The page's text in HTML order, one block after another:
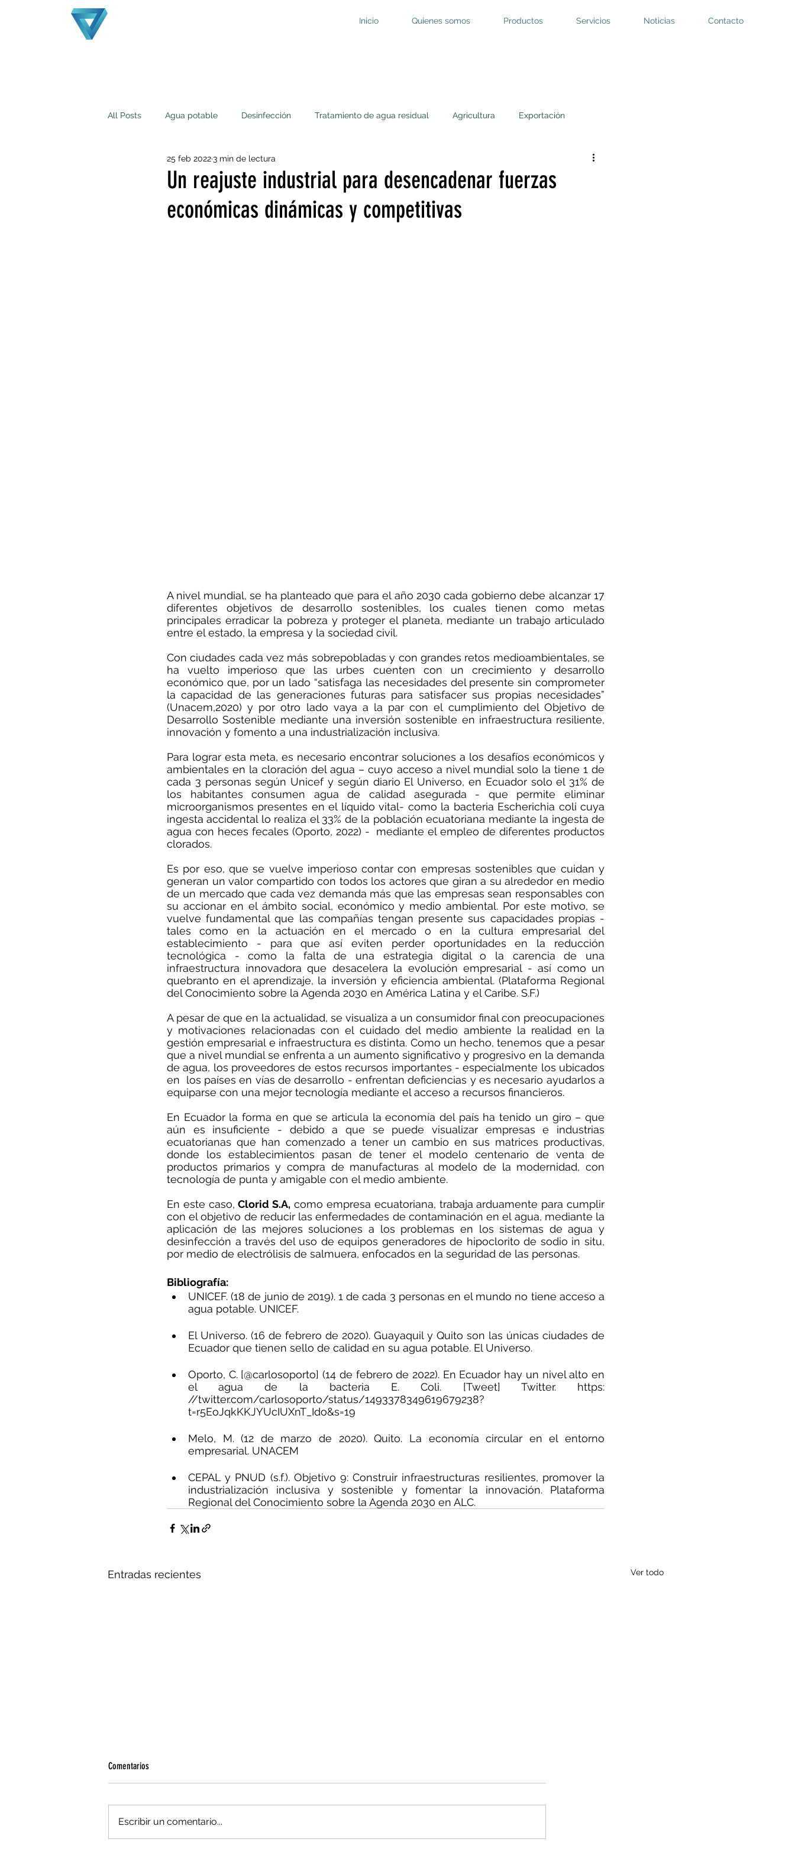
Inicio Quienes somos Productos Servicios Noticias Contacto
All Posts Agua potable Desinfección Tratamiento de agua residual Agricultura Exportación
¿Quiénes somos? Laguna oxidación
Un reajuste industrial para desencadenar fuerzas
económicas dinámicas y competitivas
25 feb 20223 min de lectura
A nivel mundial, se ha planteado que para el año 2030 cada gobierno debe alcanzar 17
diferentes objetivos de desarrollo sostenibles, los cuales tienen como metas
principales erradicar la pobreza y proteger el planeta, mediante un trabajo articulado
entre el estado, la empresa y la sociedad civil.
Con ciudades cada vez más sobrepobladas y con grandes retos medioambientales, se
ha vuelto imperioso que las urbes cuenten con un crecimiento y desarrollo
económico que, por un lado “satisfaga las necesidades del presente sin comprometer
la capacidad de las generaciones futuras para satisfacer sus propias necesidades”
(Unacem,2020) y por otro lado vaya a la par con el cumplimiento del Objetivo de
Desarrollo Sostenible mediante una inversión sostenible en infraestructura resiliente,
innovación y fomento a una industrialización inclusiva.
Para lograr esta meta, es necesario encontrar soluciones a los desafíos económicos y
ambientales en la cloración del agua – cuyo acceso a nivel mundial solo la tiene 1 de
cada 3 personas según Unicef y según diario El Universo, en Ecuador solo el 31% de
los habitantes consumen agua de calidad asegurada - que permite eliminar
microorganismos presentes en el líquido vital- como la bacteria Escherichia coli cuya
ingesta accidental lo realiza el 33% de la población ecuatoriana mediante la ingesta de
agua con heces fecales (Oporto, 2022) -  mediante el empleo de diferentes productos
clorados.
Es por eso, que se vuelve imperioso contar con empresas sostenibles que cuidan y
generan un valor compartido con todos los actores que giran a su alrededor en medio
de un mercado que cada vez demanda más que las empresas sean responsables con
su accionar en el ámbito social, económico y medio ambiental. Por este motivo, se
vuelve fundamental que las compañías tengan presente sus capacidades propias -
tales como en la actuación en el mercado o en la cultura empresarial del
establecimiento - para que así eviten perder oportunidades en la reducción
tecnológica - como la falta de una estrategia digital o la carencia de una
infraestructura innovadora que desacelera la evolución empresarial - así como un
quebranto en el aprendizaje, la inversión y eficiencia ambiental. (Plataforma Regional
del Conocimiento sobre la Agenda 2030 en América Latina y el Caribe. S.F.)
A pesar de que en la actualidad, se visualiza a un consumidor final con preocupaciones
y motivaciones relacionadas con el cuidado del medio ambiente la realidad en la
gestión empresarial e infraestructura es distinta. Como un hecho, tenemos que a pesar
que a nivel mundial se enfrenta a un aumento significativo y progresivo en la demanda
de agua, los proveedores de estos recursos importantes - especialmente los ubicados
en  los países en vías de desarrollo - enfrentan deficiencias y es necesario ayudarlos a
equiparse con una mejor tecnología mediante el acceso a recursos financieros.
En Ecuador la forma en que se articula la economía del país ha tenido un giro – que
aún es insuficiente - debido a que se puede visualizar empresas e industrias
ecuatorianas que han comenzado a tener un cambio en sus matrices productivas,
donde los establecimientos pasan de tener el modelo centenario de venta de
productos primarios y compra de manufacturas al modelo de la modernidad, con
tecnología de punta y amigable con el medio ambiente.
En este caso, Clorid S.A, como empresa ecuatoriana, trabaja arduamente para cumplir
con el objetivo de reducir las enfermedades de contaminación en el agua, mediante la
aplicación de las mejores soluciones a los problemas en los sistemas de agua y
desinfección a través del uso de equipos generadores de hipoclorito de sodio in situ,
por medio de electrólisis de salmuera, enfocados en la seguridad de las personas.
Bibliografía:
UNICEF. (18 de junio de 2019). 1 de cada 3 personas en el mundo no tiene acceso a
agua potable. UNICEF.
El Universo. (16 de febrero de 2020). Guayaquil y Quito son las únicas ciudades de
Ecuador que tienen sello de calidad en su agua potable. El Universo.
Oporto, C. [@carlosoporto] (14 de febrero de 2022). En Ecuador hay un nivel alto en
el agua de la bacteria E. Coli. [Tweet] Twitter. https:
//twitter.com/carlosoporto/status/1493378349619679238?
t=r5EoJqkKKJYUcIUXnT_Ido&s=19
Melo, M. (12 de marzo de 2020). Quito. La economía circular en el entorno
empresarial. UNACEM
CEPAL y PNUD (s.f.). Objetivo 9: Construir infraestructuras resilientes, promover la
industrialización inclusiva y sostenible y fomentar la innovación. Plataforma
Regional del Conocimiento sobre la Agenda 2030 en ALC.
Entradas recientes Ver todo
Comentarios
Escribir un comentario...